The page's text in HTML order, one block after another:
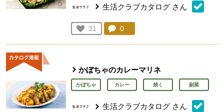
生活クラブカタログ さん
お気に入り登録：
31
人が登録
コメント：
0
かぼちゃのカレーマリネ
かぼちゃ カレー 焼く 副菜
生活クラブカタログ さん